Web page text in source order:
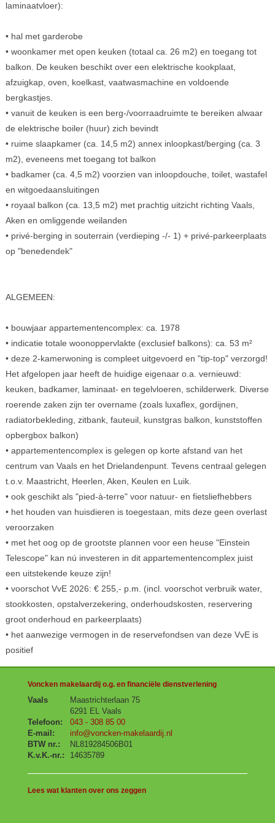
laminaatvloer):
• hal met garderobe
• woonkamer met open keuken (totaal ca. 26 m2) en toegang tot
balkon. De keuken beschikt over een elektrische kookplaat,
afzuigkap, oven, koelkast, vaatwasmachine en voldoende
bergkastjes.
• vanuit de keuken is een berg-/voorraadruimte te bereiken alwaar
de elektrische boiler (huur) zich bevindt
• ruime slaapkamer (ca. 14,5 m2) annex inloopkast/berging (ca. 3
m2), eveneens met toegang tot balkon
• badkamer (ca. 4,5 m2) voorzien van inloopdouche, toilet, wastafel
en witgoedaansluitingen
• royaal balkon (ca. 13,5 m2) met prachtig uitzicht richting Vaals,
Aken en omliggende weilanden
• privé-berging in souterrain (verdieping -/- 1) + privé-parkeerplaats
op "benedendek"
ALGEMEEN:
• bouwjaar appartementencomplex: ca. 1978
• indicatie totale woonoppervlakte (exclusief balkons): ca. 53 m²
• deze 2-kamerwoning is compleet uitgevoerd en "tip-top" verzorgd!
Het afgelopen jaar heeft de huidige eigenaar o.a. vernieuwd:
keuken, badkamer, laminaat- en tegelvloeren, schilderwerk. Diverse
roerende zaken zijn ter overname (zoals luxaflex, gordijnen,
radiatorbekleding, zitbank, fauteuil, kunstgras balkon, kunststoffen
opbergbox balkon)
• appartementencomplex is gelegen op korte afstand van het
centrum van Vaals en het Drielandenpunt. Tevens centraal gelegen
t.o.v. Maastricht, Heerlen, Aken, Keulen en Luik.
• ook geschikt als "pied-à-terre" voor natuur- en fietsliefhebbers
• het houden van huisdieren is toegestaan, mits deze geen overlast
veroorzaken
• met het oog op de grootste plannen voor een heuse "Einstein
Telescope" kan nú investeren in dit appartementencomplex juist
een uitstekende keuze zijn!
• voorschot VvE 2026: € 255,- p.m. (incl. voorschot verbruik water,
stookkosten, opstalverzekering, onderhoudskosten, reservering
groot onderhoud en parkeerplaats)
• het aanwezige vermogen in de reservefondsen van deze VvE is
positief
Voncken makelaardij o.g. en financiële dienstverlening
Vaals
Maastrichterlaan 75
6291 EL Vaals
Telefoon: 043 - 308 85 00
E-mail:
info@voncken-makelaardij.nl
BTW nr.:
NL819284506B01
K.v.K.-nr.:
14635789
Lees wat klanten over ons zeggen